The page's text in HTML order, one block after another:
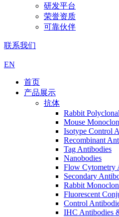
研发平台
荣誉资质
可靠伙伴
联系我们
EN
首页
产品展示
抗体
Rabbit
Mouse
Isotype Control
Recombinant
Tag Antibodies
Nanobodies
Flow Cytometry
Secondary
Rabbit
Fluorescent
Control
IHC Antibodies